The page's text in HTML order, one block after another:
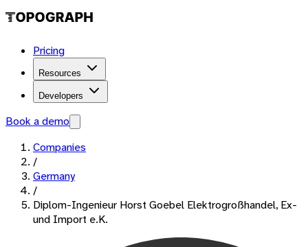
Pricing
Resources
Developers
Book a demo
Companies
/
Germany
/
Diplom-Ingenieur Horst Goebel Elektrogroßhandel, Ex-
und Import e.K.